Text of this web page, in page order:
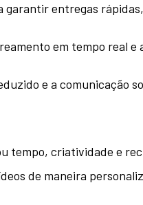
garantir entregas
em tempo real e
e a comunicação
tempo, criatividade e
de maneira